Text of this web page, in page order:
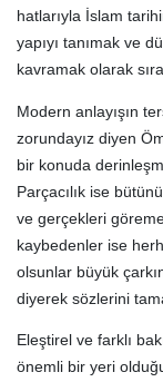
hatlarıyla İslam
yapıyı tanımak ve
kavramak olarak
Modern anlayışın
zorundayız diyen
bir konuda
Parçacılık ise
ve gerçekleri
kaybedenler ise
olsunlar büyük
diyerek sözlerini
Eleştirel ve farklı
önemli bir yeri